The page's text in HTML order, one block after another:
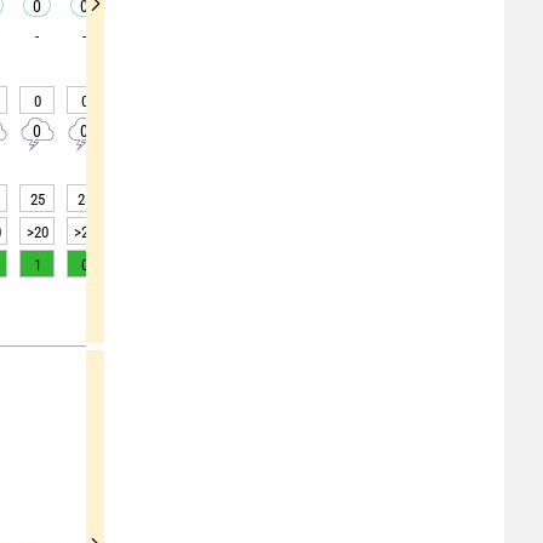
0 0
- -
0 0
0 0
25 28
>20 >20
1 0